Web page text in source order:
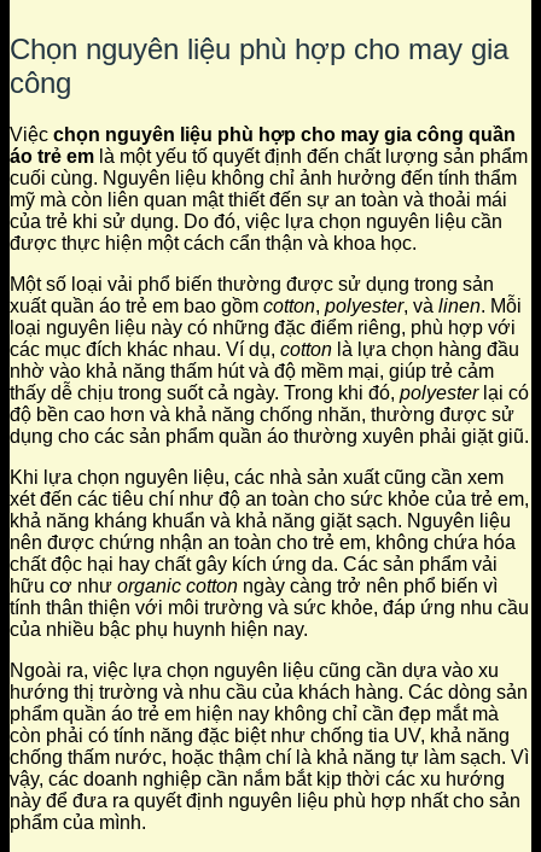
Chọn nguyên liệu phù hợp cho may gia
công
Việc chọn nguyên liệu phù hợp cho may gia công quần
áo trẻ em là một yếu tố quyết định đến chất lượng sản phẩm
cuối cùng. Nguyên liệu không chỉ ảnh hưởng đến tính thẩm
mỹ mà còn liên quan mật thiết đến sự an toàn và thoải mái
của trẻ khi sử dụng. Do đó, việc lựa chọn nguyên liệu cần
được thực hiện một cách cẩn thận và khoa học.
Một số loại vải phổ biến thường được sử dụng trong sản
xuất quần áo trẻ em bao gồm cotton, polyester, và linen. Mỗi
loại nguyên liệu này có những đặc điểm riêng, phù hợp với
các mục đích khác nhau. Ví dụ, cotton là lựa chọn hàng đầu
nhờ vào khả năng thấm hút và độ mềm mại, giúp trẻ cảm
thấy dễ chịu trong suốt cả ngày. Trong khi đó, polyesterlại có
độ bền cao hơn và khả năng chống nhăn, thường được sử
dụng cho các sản phẩm quần áo thường xuyên phải giặt giũ.
Khi lựa chọn nguyên liệu, các nhà sản xuất cũng cần xem
xét đến các tiêu chí như độ an toàn cho sức khỏe của trẻ em,
khả năng kháng khuẩn và khả năng giặt sạch. Nguyên liệu
nên được chứng nhận an toàn cho trẻ em, không chứa hóa
chất độc hại hay chất gây kích ứng da. Các sản phẩm vải
hữu cơ như organic cotton ngày càng trở nên phổ biến vì
tính thân thiện với môi trường và sức khỏe, đáp ứng nhu cầu
của nhiều bậc phụ huynh hiện nay.
Ngoài ra, việc lựa chọn nguyên liệu cũng cần dựa vào xu
hướng thị trường và nhu cầu của khách hàng. Các dòng sản
phẩm quần áo trẻ em hiện nay không chỉ cần đẹp mắt mà
còn phải có tính năng đặc biệt như chống tia UV, khả năng
chống thấm nước, hoặc thậm chí là khả năng tự làm sạch. Vì
vậy, các doanh nghiệp cần nắm bắt kịp thời các xu hướng
này để đưa ra quyết định nguyên liệu phù hợp nhất cho sản
phẩm của mình.